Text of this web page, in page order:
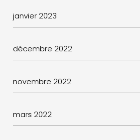
janvier 2023
décembre 2022
novembre 2022
mars 2022